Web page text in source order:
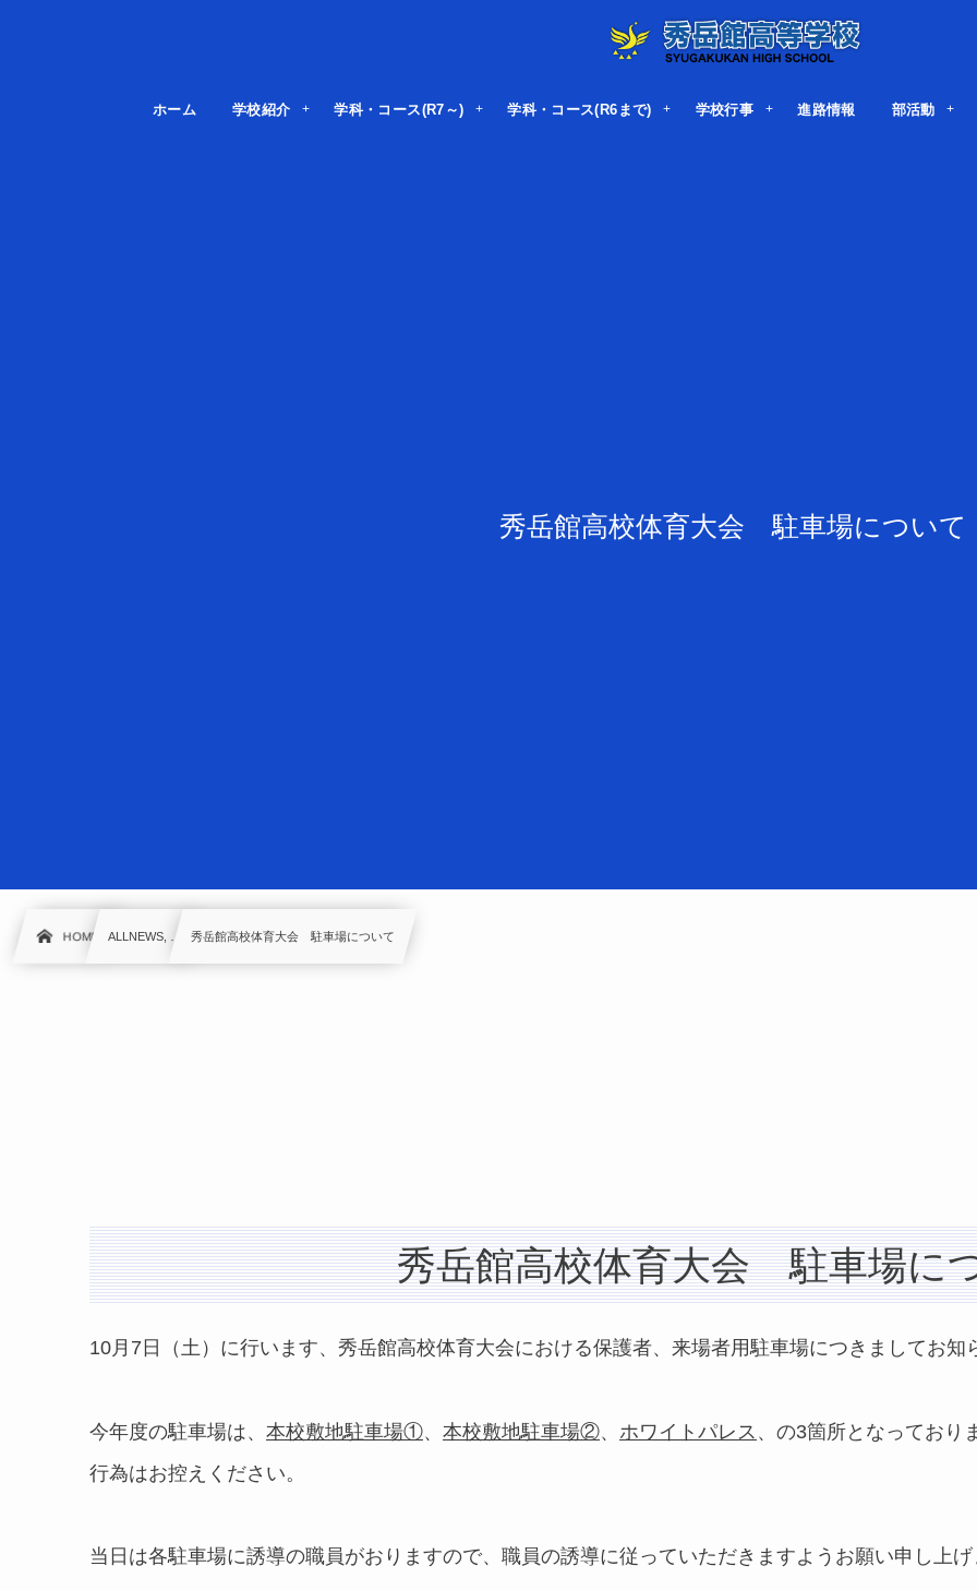
ホーム 学校紹介 学科・コース(R7～) 学科・コース(R6まで) 学校行事 進路情報 部活動
秀岳館高校体育大会 駐車場について
HOME ALLNEWS, … 秀岳館高校体育大会 駐車場について
秀岳館高校体育大会 駐車場に
10月7日（土）に行います、秀岳館高校体育大会における保護者、来場者用駐車場につきましてお知
今年度の駐車場は、 本校敷地駐車場①、 本校敷地駐車場②、 ホワイトパレス 、の3箇所となっており
行為はお控えください。
当日は各駐車場に誘導の職員がおりますので、職員の誘導に従っていただきますようお願い申し上